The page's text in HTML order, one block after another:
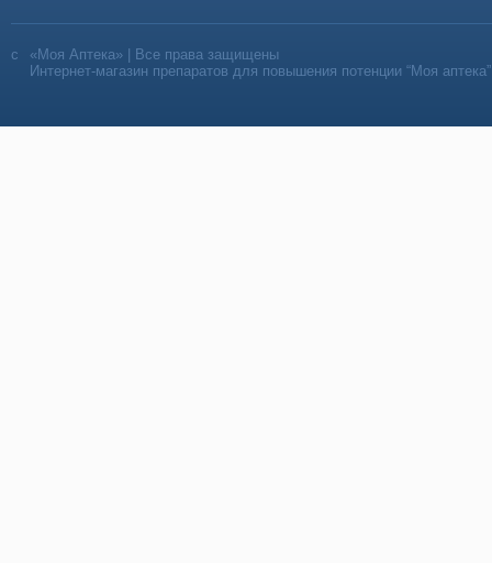
«Моя Аптека» | Все права защищены
Интернет-магазин препаратов для повышения потенции “Моя